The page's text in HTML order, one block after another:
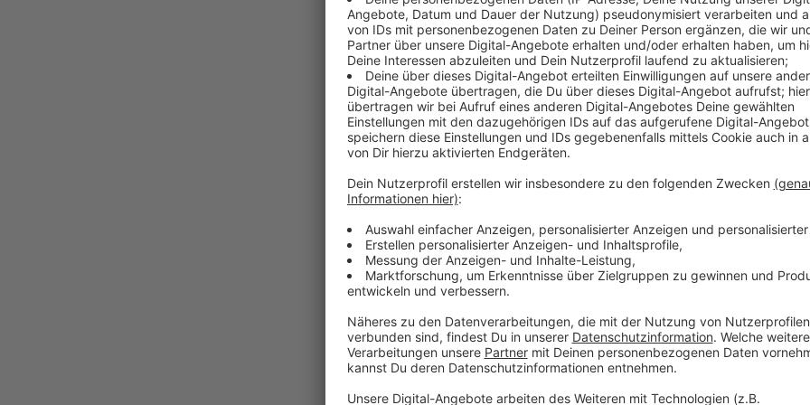
Die Schüler suchen Sponsoren
Anzeige
In den letzten drei Jahren haben die 12. Klässler
zusammen bekommen.
Hier könnt Ihr spenden.
Anzeige
Die geschenkte Minute: We for India